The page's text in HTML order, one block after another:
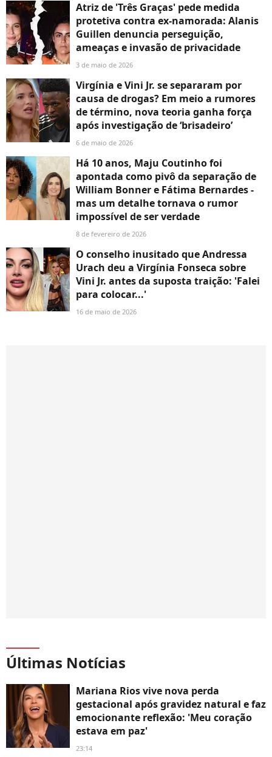
Atriz de 'Três Graças' pede medida
protetiva contra ex-namorada: Alanis
Guillen denuncia perseguição,
ameaças e invasão de privacidade
3 de maio de 2026
Virgínia e Vini Jr. se separaram por
causa de drogas? Em meio a rumores
de término, nova teoria ganha força
após investigação de ‘brisadeiro’
6 de maio de 2026
Há 10 anos, Maju Coutinho foi
apontada como pivô da separação de
William Bonner e Fátima Bernardes -
mas um detalhe tornava o rumor
impossível de ser verdade
8 de fevereiro de 2026
O conselho inusitado que Andressa
Urach deu a Virgínia Fonseca sobre
Vini Jr. antes da suposta traição: 'Falei
para colocar...'
16 de maio de 2026
Últimas Notícias
Mariana Rios vive nova perda
gestacional após gravidez natural e faz
emocionante reflexão: 'Meu coração
estava em paz'
23:14